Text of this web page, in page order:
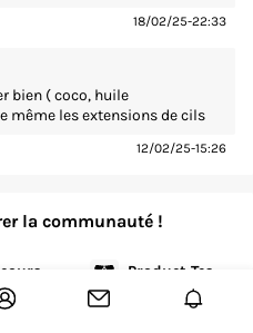
18/02/25-22:33
bien ( coco, huile
même les extensions de cils
12/02/25-15:26
la communauté !